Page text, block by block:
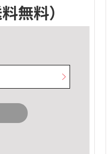
料無料）